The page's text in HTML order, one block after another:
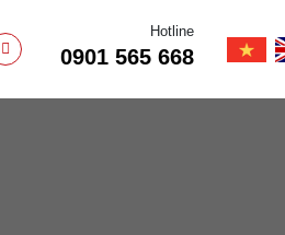
Hotline
0901 565 668